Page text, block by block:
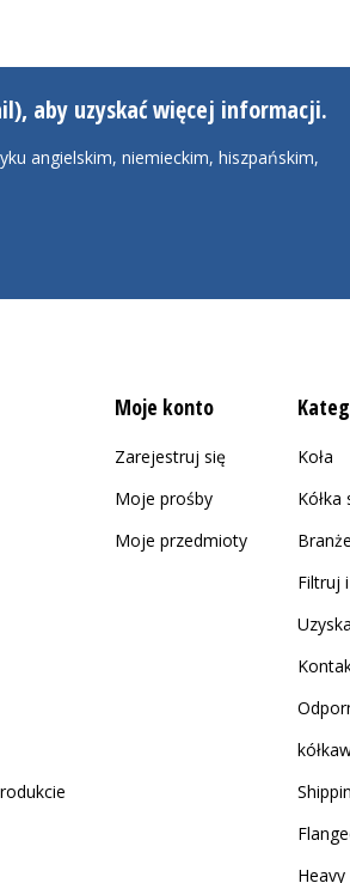
aby uzyskać więcej informacji.
angielskim, niemieckim, hiszpańskim,
Moje konto
Zarejestruj się
Moje prośby
Moje przedmioty
Koła
Filtruj